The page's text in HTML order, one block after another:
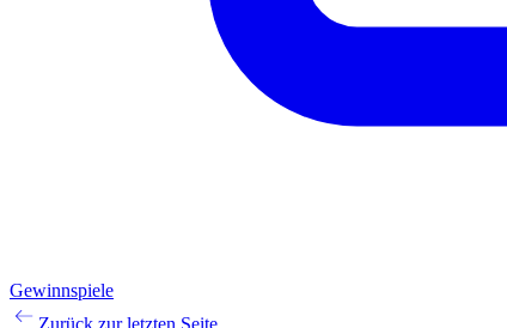
Gewinnspiele
Zurück zur letzten Seite